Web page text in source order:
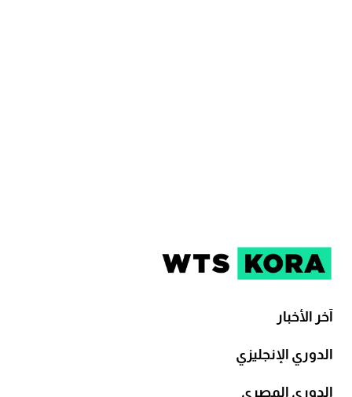
آخر الأخبار
الدوري الإنجليزي
الدوري المصري